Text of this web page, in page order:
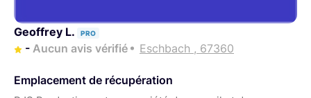
Geoffrey L. PRO
- Aucun avis vérifié Eschbach , 67360
Emplacement de récupération